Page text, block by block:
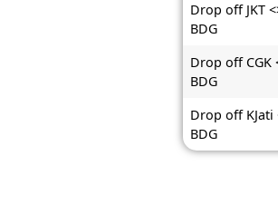
Drop off JKT
BDG
Drop off CGK
BDG
Drop off KJati
BDG